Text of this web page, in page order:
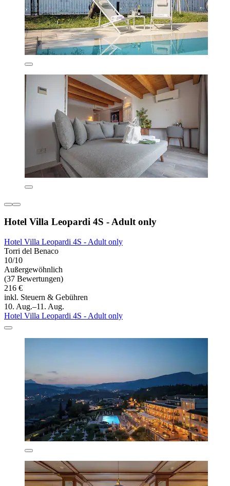
Hotel Villa Leopardi 4S - Adult only
Hotel Villa Leopardi 4S - Adult only
Torri del Benaco
10/10
Außergewöhnlich
(37 Bewertungen)
216 €
inkl. Steuern & Gebühren
10. Aug.–11. Aug.
Hotel Villa Leopardi 4S - Adult only